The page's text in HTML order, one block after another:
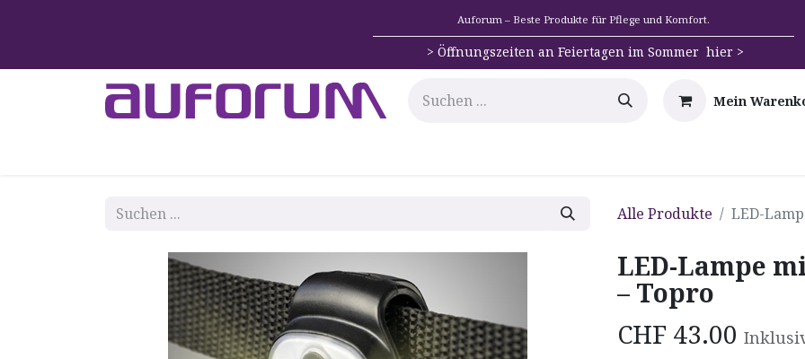
Auforum – Beste Produkte für Pflege und Komfort.
> Öffnungszeiten an Feiertagen im Sommer hier >
Mein
Alle Produkte LED-
LED-Lampe
– Topro
CHF 43.00